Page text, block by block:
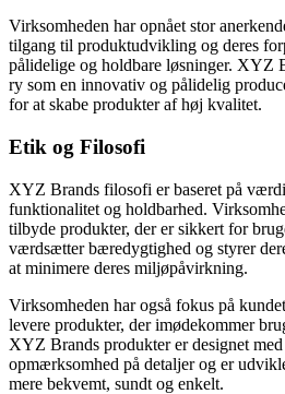
Virksomheden har opnået stor
tilgang til produktudvikling og deres
pålidelige og holdbare løsninger. XYZ
ry som en innovativ og pålidelig
for at skabe produkter af høj kvalitet.
Etik og Filosofi
XYZ Brands filosofi er baseret på
funktionalitet og holdbarhed.
tilbyde produkter, der er sikkert for
værdsætter bæredygtighed og styrer
at minimere deres miljøpåvirkning.
Virksomheden har også fokus på
levere produkter, der imødekommer
XYZ Brands produkter er designet
opmærksomhed på detaljer og er
mere bekvemt, sundt og enkelt.